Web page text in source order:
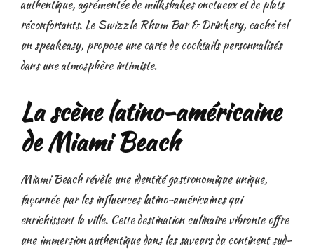
authentique, agrémentée de milkshakes onctueux et de plats
réconfortants. Le Swizzle Rhum Bar & Drinkery, caché tel
un speakeasy, propose une carte de cocktails personnalisés
dans une atmosphère intimiste.
La scène latino-américaine
de Miami Beach
Miami Beach révèle une identité gastronomique unique,
façonnée par les influences latino-américaines qui
enrichissent la ville. Cette destination culinaire vibrante offre
une immersion authentique dans les saveurs du continent sud-